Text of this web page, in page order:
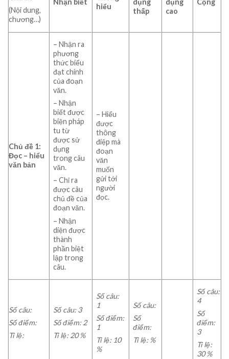
(Nội dung,
chương…)
Nhận biết
hiểu
dụng
thấp
dụng
cao
Cộng
Chủ đề 1:
Đọc – hiểu
văn bản
– Nhận ra
phương
thức biểu
đạt chính
của đoạn
văn.
– Nhận
biết được
biện pháp
tu từ
được sử
dụng
trong câu
văn.
– Chỉ ra
được câu
chủ đề của
đoạn văn.
– Nhận
diện được
thành
phần biệt
lập trong
câu.
– Hiểu
được
thông
điệp mà
đoạn
văn
muốn
gửi tới
người
đọc.
Số câu:
Số điểm:
Tỉ lệ:
Số câu:3
Số điểm:2
Tỉ lệ:20%
Số câu:
1
Số điểm:
1
Tỉ lệ: 10
%
Số câu:
Số
điểm:
Tỉ lệ: %
Số câu:
4
Số
điểm:
3
Tỉ lệ:
30%